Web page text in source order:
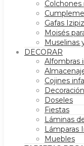
Colchones
Gafas
Moisés
Muselinas
DECORAR
Alfombras
Cojines
Doseles
Fiestas
Láminas
Lámparas
Muebles